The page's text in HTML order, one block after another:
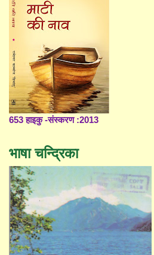
653 हाइकु -संस्करण :2013
भाषा चन्द्रिका